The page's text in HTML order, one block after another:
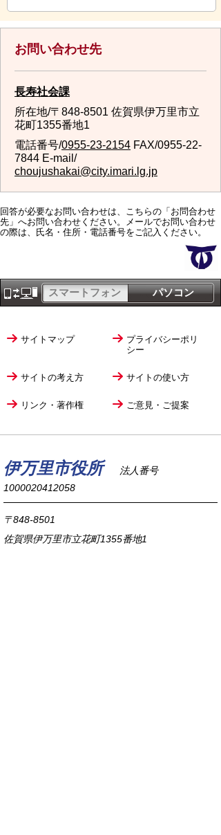
お問い合わせ先
長寿社会課
所在地/〒848-8501 佐賀県伊万里市立
花町1355番地1
電話番号/0955-23-2154 FAX/0955-22-
7844 E-mail/
choujushakai@city.imari.lg.jp
回答が必要なお問い合わせは、こちらの「お問合わせ
先」へお問い合わせください。メールでお問い合わせ
の際は、氏名・住所・電話番号をご記入ください。
パソコン
スマートフォン
サイトマップ
プライバシーポリ
シー
サイトの考え方 サイトの使い方
リンク・著作権 ご意見・ご提案
伊万里市役所
法人番号
1000020412058
〒848-8501
佐賀県伊万里市立花町1355番地1